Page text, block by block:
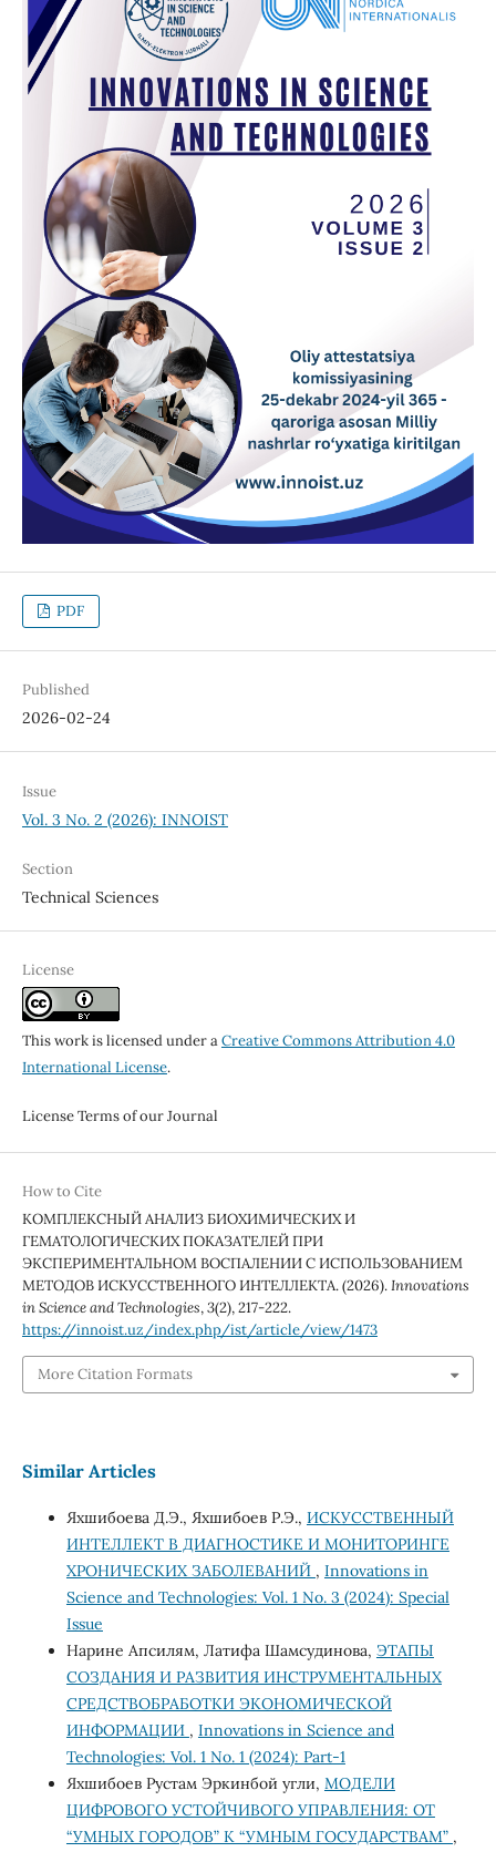
PDF
Published
2026-02-24
Issue
Vol. 3 No. 2 (2026): INNOIST
Section
Technical Sciences
License
This work is licensed under aCreative Commons Attribution 4.0
International License.
License Terms of our Journal
How to Cite
КОМПЛЕКСНЫЙ АНАЛИЗ БИОХИМИЧЕСКИХ И
ГЕМАТОЛОГИЧЕСКИХ ПОКАЗАТЕЛЕЙ ПРИ
ЭКСПЕРИМЕНТАЛЬНОМ ВОСПАЛЕНИИ С ИСПОЛЬЗОВАНИЕМ
МЕТОДОВ ИСКУССТВЕННОГО ИНТЕЛЛЕКТА. (2026).Innovations
in Science and Technologies,3(2), 217-222.
https://innoist.uz/index.php/ist/article/view/1473
More Citation Formats
Similar Articles
Яхшибоева Д.Э., Яхшибоев Р.Э., ИСКУССТВЕННЫЙ
ИНТЕЛЛЕКТ В ДИАГНОСТИКЕ И МОНИТОРИНГЕ
ХРОНИЧЕСКИХ ЗАБОЛЕВАНИЙ , Innovations in
Science and Technologies: Vol. 1 No. 3 (2024): Special
Issue
Нарине Апсилям, Латифа Шамсудинова, ЭТАПЫ
СОЗДАНИЯ И РАЗВИТИЯ ИНСТРУМЕНТАЛЬНЫХ
СРЕДСТВОБРАБОТКИ ЭКОНОМИЧЕСКОЙ
ИНФОРМАЦИИ , Innovations in Science and
Technologies: Vol. 1 No. 1 (2024): Part-1
Яхшибоев Рустам Эркинбой угли, МОДЕЛИ
ЦИФРОВОГО УСТОЙЧИВОГО УПРАВЛЕНИЯ: ОТ
“УМНЫХ ГОРОДОВ” К “УМНЫМ ГОСУДАРСТВАМ” ,